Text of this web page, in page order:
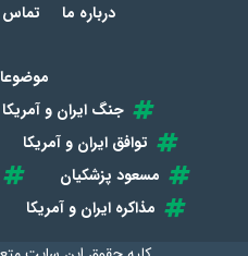
درباره ما تماس
جنگ ایران و آمریکا
توافق ایران و آمریکا
مسعود پزشکیان
مذاکره ایران و آمریکا